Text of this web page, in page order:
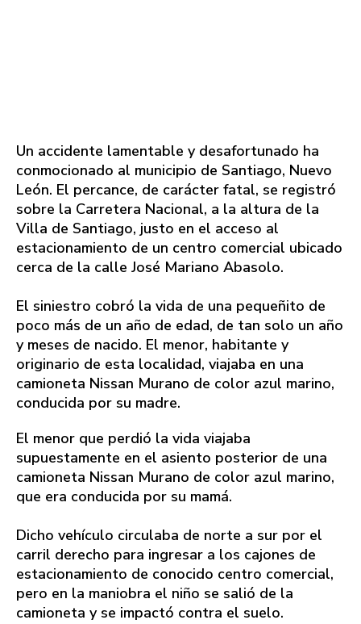
Un accidente lamentable y desafortunado ha
conmocionado al municipio de Santiago, Nuevo
León. El percance, de carácter fatal, se registró
sobre la Carretera Nacional, a la altura de la
Villa de Santiago, justo en el acceso al
estacionamiento de un centro comercial ubicado
cerca de la calle José Mariano Abasolo.
El siniestro cobró la vida de una pequeñito de
poco más de un año de edad, de tan solo un año
y meses de nacido. El menor, habitante y
originario de esta localidad, viajaba en una
camioneta Nissan Murano de color azul marino,
conducida por su madre.
El menor que perdió la vida viajaba
supuestamente en el asiento posterior de una
camioneta Nissan Murano de color azul marino,
que era conducida por su mamá.
Dicho vehículo circulaba de norte a sur por el
carril derecho para ingresar a los cajones de
estacionamiento de conocido centro comercial,
pero en la maniobra el niño se salió de la
camioneta y se impactó contra el suelo.